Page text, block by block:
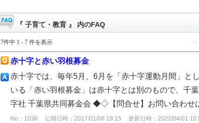
『 子育て・教育 』 内のFAQ
7件中 1 - 7 件を表示 ≪
赤十字と赤い羽根募金
赤十字では、毎年5月、6月を「赤十字運動月間」と
いる「赤い羽根募金」は赤十字とは別のもので、千
字社 千葉県共同募金会 ◆◇【問合せ】お問い合わ
No：1038 公開日時：2017/01/06 19:15 更新日時：2022/04/01